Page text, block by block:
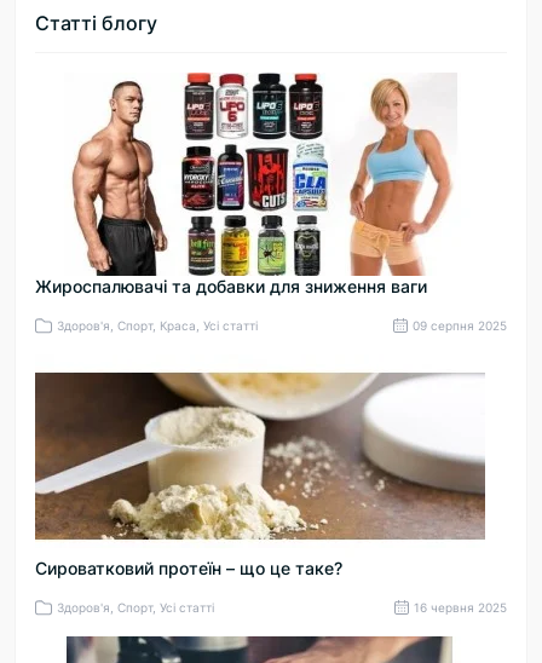
Статті блогу
Жироспалювачі та добавки для зниження ваги
Здоров'я, Спорт, Краса, Усі статті 09 серпня 2025
Сироватковий протеїн – що це таке?
Здоров'я, Спорт, Усі статті 16 червня 2025